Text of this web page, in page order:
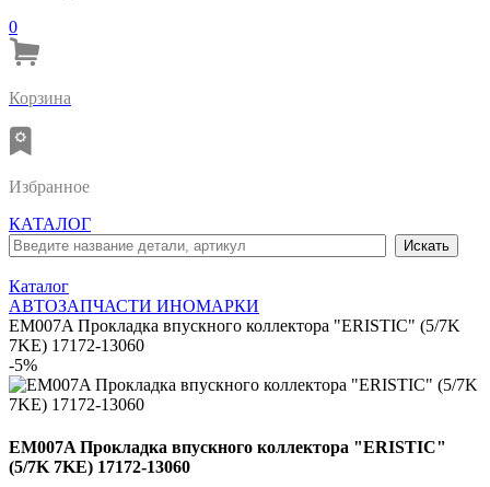
0
Корзина
Избранное
КАТАЛОГ
Каталог
АВТОЗАПЧАСТИ ИНОМАРКИ
EM007A Прокладка впускного коллектора "ERISTIC" (5/7K
7KE) 17172-13060
-5%
EM007A Прокладка впускного коллектора "ERISTIC"
(5/7K 7KE) 17172-13060